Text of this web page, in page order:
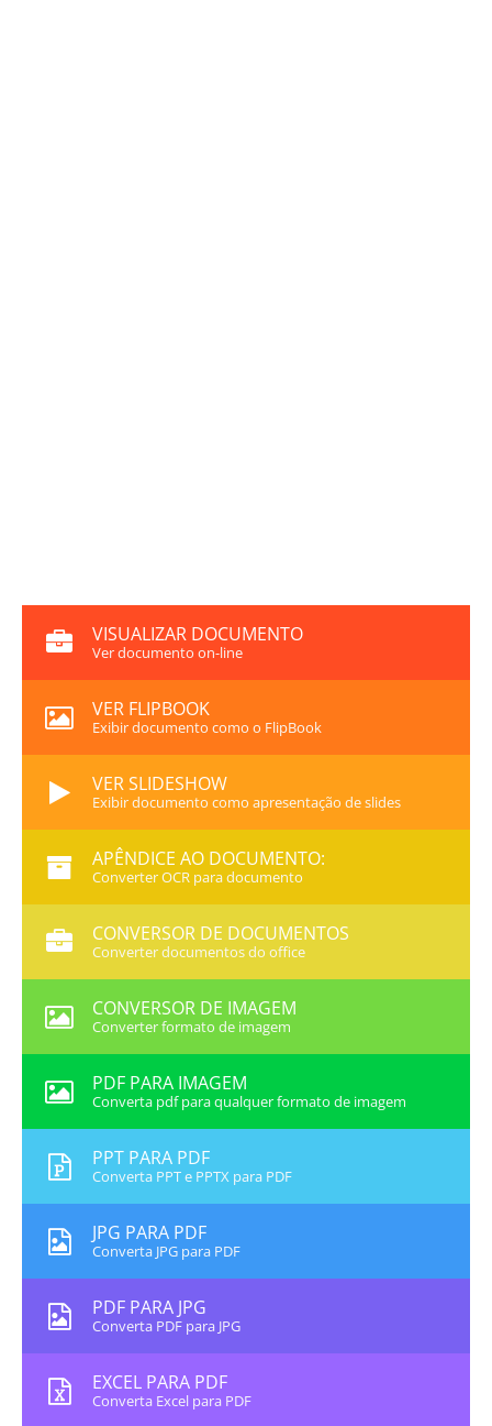
VISUALIZAR DOCUMENTO
Ver documento on-line
VER FLIPBOOK
Exibir documento como o FlipBook
VER SLIDESHOW
Exibir documento como apresentação de slides
APÊNDICE AO DOCUMENTO:
Converter OCR para documento
CONVERSOR DE DOCUMENTOS
Converter documentos do office
CONVERSOR DE IMAGEM
Converter formato de imagem
PDF PARA IMAGEM
Converta pdf para qualquer formato de imagem
PPT PARA PDF
Converta PPT e PPTX para PDF
JPG PARA PDF
Converta JPG para PDF
PDF PARA JPG
Converta PDF para JPG
EXCEL PARA PDF
Converta Excel para PDF